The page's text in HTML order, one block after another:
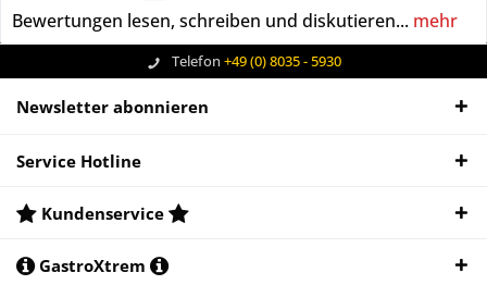
Bewertungen lesen, schreiben und diskutieren... mehr
Telefon +49 (0) 8035 - 5930
Newsletter abonnieren
Service Hotline
Kundenservice
GastroXtrem